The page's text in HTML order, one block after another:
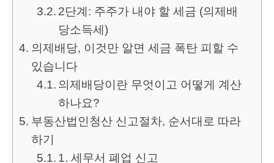
2단계: 주주가 내야 할 세금 (의제배
당소득세)
의제배당, 이것만 알면 세금 폭탄 피할 수
있습니다
의제배당이란 무엇이고 어떻게 계산
하나요?
부동산법인청산 신고절차, 순서대로 따라
하기
1. 세무서 폐업 신고